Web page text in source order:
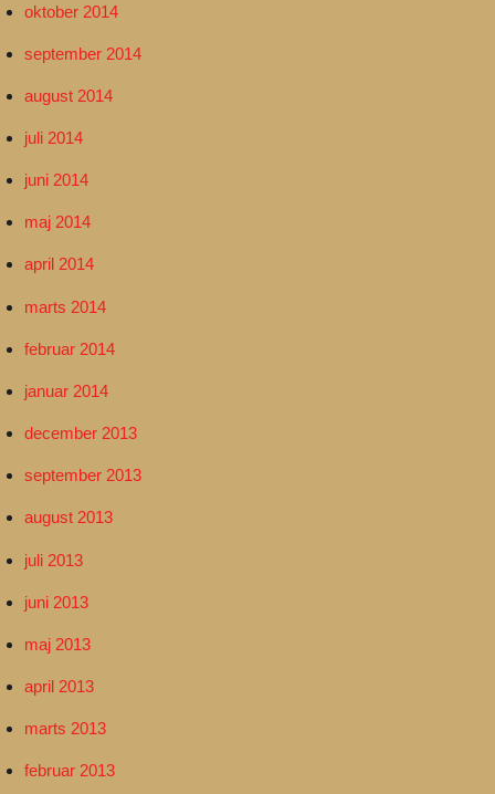
oktober 2014
september 2014
august 2014
juli 2014
juni 2014
maj 2014
april 2014
marts 2014
februar 2014
januar 2014
december 2013
september 2013
august 2013
juli 2013
juni 2013
maj 2013
april 2013
marts 2013
februar 2013